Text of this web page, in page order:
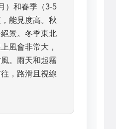
）和春季（3-5
能見度高。秋
景。冬季東北
風會非常大，
。雨天和起霧
，路滑且視線